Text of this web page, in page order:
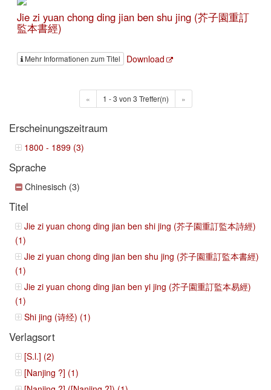
Jie zi yuan chong ding jian ben shu jing (芥子園重訂
監本書經)
Mehr Informationen zum Titel Download
« 1 - 3 von 3 Treffer(n) »
Erscheinungszeitraum
1800 - 1899 (3)
Sprache
Chinesisch (3)
Titel
Jie zi yuan chong ding jian ben shi jing (芥子園重訂監本詩經)
(1)
Jie zi yuan chong ding jian ben shu jing (芥子園重訂監本書經)
(1)
Jie zi yuan chong ding jian ben yi jing (芥子園重訂監本易經)
(1)
Shi jing (诗经) (1)
Verlagsort
[S.l.] (2)
[Nanjing ?] (1)